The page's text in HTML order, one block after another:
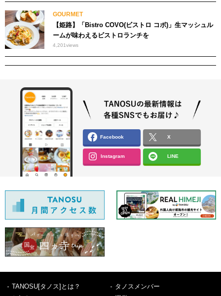
GOURMET
【姫路】「Bistro COVO(ビストロ コボ)」生マッシュル
ームが味わえるビストロランチを
4,201views
Facebook X
Instagram LINE
TANOSU[タノス]とは？
タノスメンバー